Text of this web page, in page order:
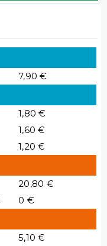
7,90 €
1,80 €
1,60 €
1,20 €
20,80 €
0 €
5,10 €